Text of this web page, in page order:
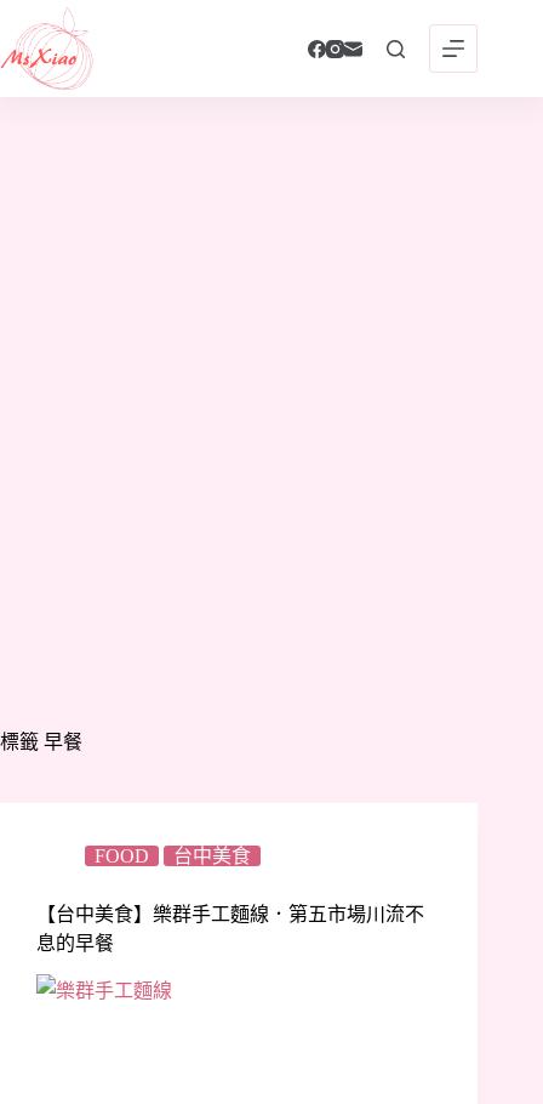
至
主
要
標籤 早餐
FOOD 台中美食
【台中美食】樂群手工麵線．第五市場川流不
息的早餐